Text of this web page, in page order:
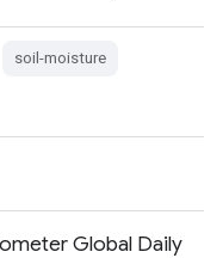
soil-moisture
Global Daily